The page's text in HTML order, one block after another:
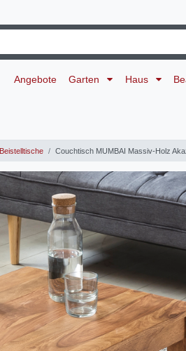
Angebote Garten Haus
Beistelltische Couchtisch MUMBAI Massiv-Holz